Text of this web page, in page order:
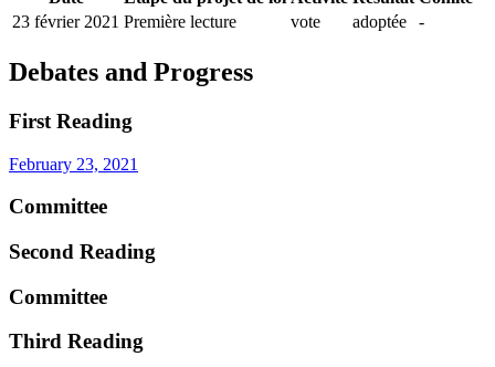
23 février 2021 Première lecture vote adoptée -
Debates and Progress
First Reading
February 23, 2021
Committee
Second Reading
Committee
Third Reading